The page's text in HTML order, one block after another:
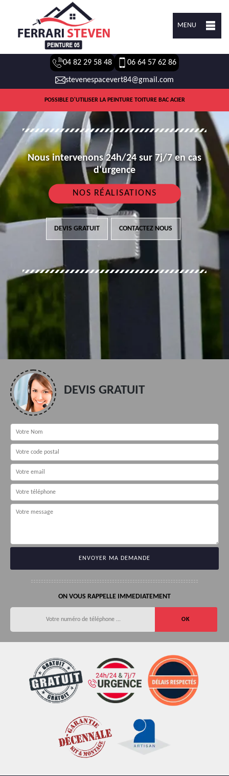
MENU
04 82 29 58 48 06 64 57 62 86
stevenespacevert84@gmail.com
POSSIBLE D'UTILISER LA PEINTURE TOITURE BAC ACIER
Nous intervenons 24h/24 sur 7j/7 en cas
d'urgence
NOS RÉALISATIONS
DEVIS GRATUIT CONTACTEZ NOUS
DEVIS GRATUIT
ON VOUS RAPPELLE IMMEDIATEMENT